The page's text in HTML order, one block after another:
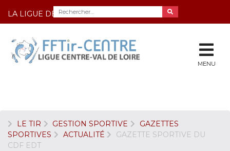
LA LIGUE DE TIR DU CENTRE
MENU
LE TIR GESTION SPORTIVE
GAZETTES
SPORTIVES
ACTUALITÉ
GAZETTE SPORTIVE DU
CDF EDT